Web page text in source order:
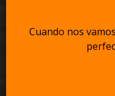
Cuando nos